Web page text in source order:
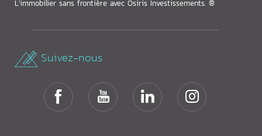
L'immobilier sans frontière avec Osiris Investissements. ®
Suivez-nous